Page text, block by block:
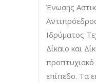
Ένωσης
Ιδρύματος
Δίκαιο και
προπτυχιακό
επίπεδο. Τα